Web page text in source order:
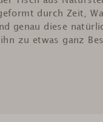
durch Zeit,
genau diese
zu etwas ganz